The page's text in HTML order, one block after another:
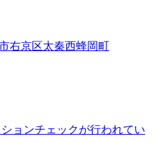
右京区太秦西蜂岡町
ョンチェックが行われてい